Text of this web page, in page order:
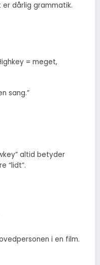
er dårlig grammatik.
= meget,
sang.”
altid betyder
“lidt”.
i en film.